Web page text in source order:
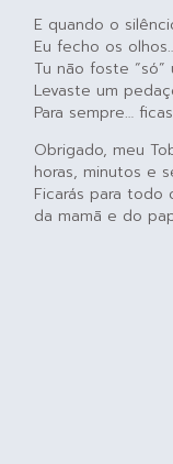
E quando o
Eu fecho os
Tu não foste
Levaste um
Para sempre…
Obrigado, meu
horas, minutos e
Ficarás para todo
da mamã e do